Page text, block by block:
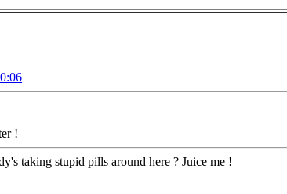
!
taking stupid pills around here ? Juice me !